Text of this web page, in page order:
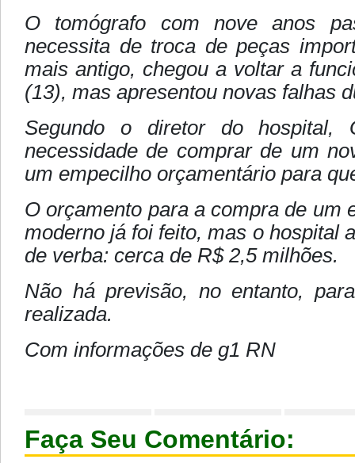
O tomógrafo com nove anos
necessita de troca de peças
mais antigo, chegou a voltar a
(13), mas apresentou novas falhas
Segundo o diretor do hospital,
necessidade de comprar de um
um empecilho orçamentário para
O orçamento para a compra de um
moderno já foi feito, mas o hospital
de verba: cerca de R$ 2,5 milhões.
Não há previsão, no entanto,
realizada.
Com informações de g1 RN
Faça Seu Comentário: